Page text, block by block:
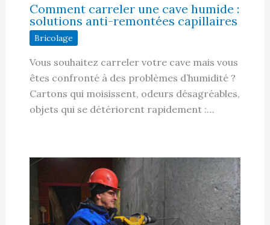
Comment carreler une cave humide :
solutions anti-remontées capillaires
Bricolage
Vous souhaitez carreler votre cave mais vous
êtes confronté à des problèmes d’humidité ?
Cartons qui moisissent, odeurs désagréables,
objets qui se détériorent rapidement :…